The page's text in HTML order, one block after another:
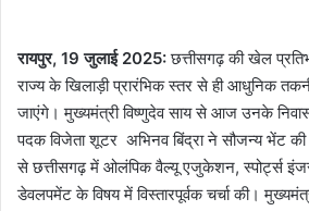
रायपुर, 19 जुलाई 2025:छत्तीसगढ़ की खेल
राज्य के खिलाड़ी प्रारंभिक स्तर से ही आधुनिक
जाएंगे। मुख्यमंत्री विष्णुदेव साय से आज उनके
पदक विजेता शूटर अभिनव बिंद्रा ने सौजन्य भेंट
से छत्तीसगढ़ में ओलंपिक वैल्यू एजुकेशन, स्पोर्ट्स
डेवलपमेंट के विषय में विस्तारपूर्वक चर्चा की।